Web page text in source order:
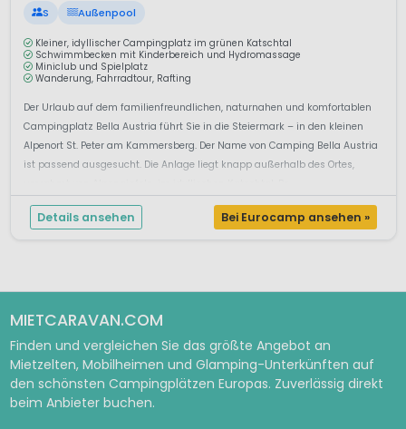
S Außenpool
Kleiner, idyllischer Campingplatz im grünen Katschtal
Schwimmbecken mit Kinderbereich und Hydromassage
Miniclub und Spielplatz
Wanderung, Fahrradtour, Rafting
Der Urlaub auf dem familienfreundlichen, naturnahen und komfortablen
Campingplatz Bella Austria führt Sie in die Steiermark – in den kleinen
Alpenort St. Peter am Kammersberg. Der Name von Camping Bella Austria
ist passend ausgesucht. Die Anlage liegt knapp außerhalb des Ortes,
Details ansehen Bei Eurocamp ansehen »
MIETCARAVAN.COM
Finden und vergleichen Sie das größte Angebot an
Mietzelten, Mobilheimen und Glamping-Unterkünften auf
den schönsten Campingplätzen Europas. Zuverlässig direkt
beim Anbieter buchen.